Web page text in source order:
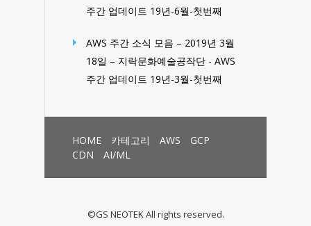
주간 업데이트 19년-6월-첫번째
AWS 주간 소식 모음 – 2019년 3월
18일 – 지락문화예술공작단 - AWS
주간 업데이트 19년-3월-첫번째
HOME 카테고리 AWS
GCP
CDN
AI/ML
©GS NEOTEK All rights reserved.